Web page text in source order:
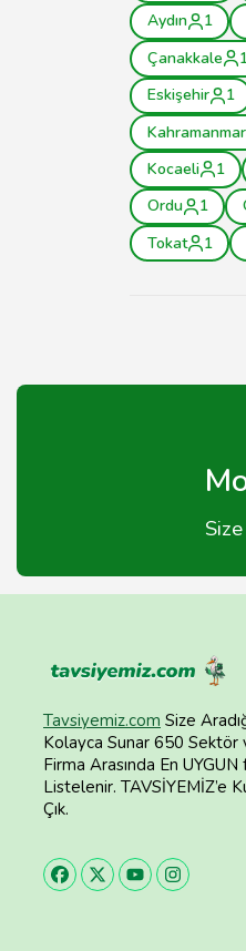
Aydın
1
Çanakkale
Eskişehir
1
Kocaeli
1
Ordu
1
Tokat
1
Tavsiyemiz.com Size
Kolayca Sunar 650 Sektör
Firma Arasında En
Listelenir. TAVSİYEMİZ’e
Çık.